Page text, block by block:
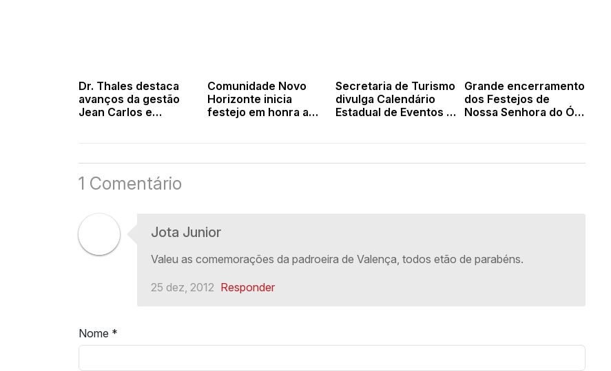
Dr. Thales destaca
avanços da gestão
Jean Carlos e
Fidalgo
Comunidade Novo
Horizonte inicia
festejo em honra a
Secretaria de Turismo
divulga Calendário
Estadual de Eventos e
Grande encerramento
dos Festejos de
Nossa Senhora do Ó e
1 Comentário
Jota Junior
Valeu as comemorações da padroeira de Valença, todos etão de parabéns.
25 dez, 2012 Responder
Nome *